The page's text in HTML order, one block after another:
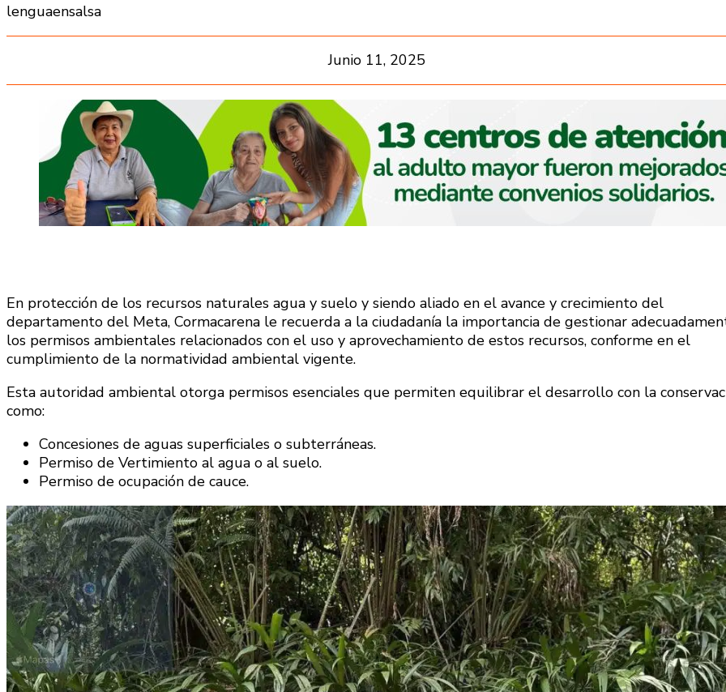
lenguaensalsa
Junio 11, 2025
En protección de los recursos naturales agua y suelo y siendo aliado en el avance y crecimiento del
departamento del Meta, Cormacarena le recuerda a la ciudadanía la importancia de gestionar
los permisos ambientales relacionados con el uso y aprovechamiento de estos recursos, conforme en el
cumplimiento de la normatividad ambiental vigente.
Esta autoridad ambiental otorga permisos esenciales que permiten equilibrar el desarrollo con la
como:
Concesiones de aguas superficiales o subterráneas.
Permiso de Vertimiento al agua o al suelo.
Permiso de ocupación de cauce.